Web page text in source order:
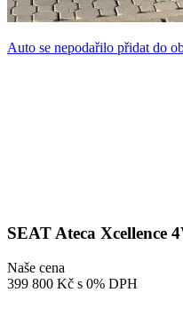
Auto se nepodařilo přidat do
SEAT Ateca Xcellence
Naše cena
399 800 Kč s 0% DPH